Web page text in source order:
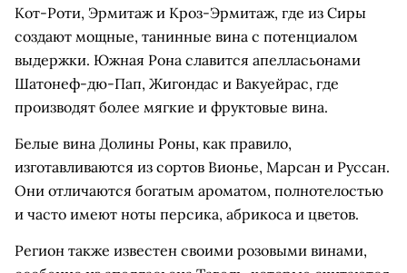
Кот-Роти, Эрмитаж и Кроз-Эрмитаж, где из Сиры
создают мощные, танинные вина с потенциалом
выдержки. Южная Рона славится апелласьонами
Шатонеф-дю-Пап, Жигондас и Вакуейрас, где
производят более мягкие и фруктовые вина.
Белые вина Долины Роны, как правило,
изготавливаются из сортов Вионье, Марсан и Руссан.
Они отличаются богатым ароматом, полнотелостью
и часто имеют ноты персика, абрикоса и цветов.
Регион также известен своими розовыми винами,